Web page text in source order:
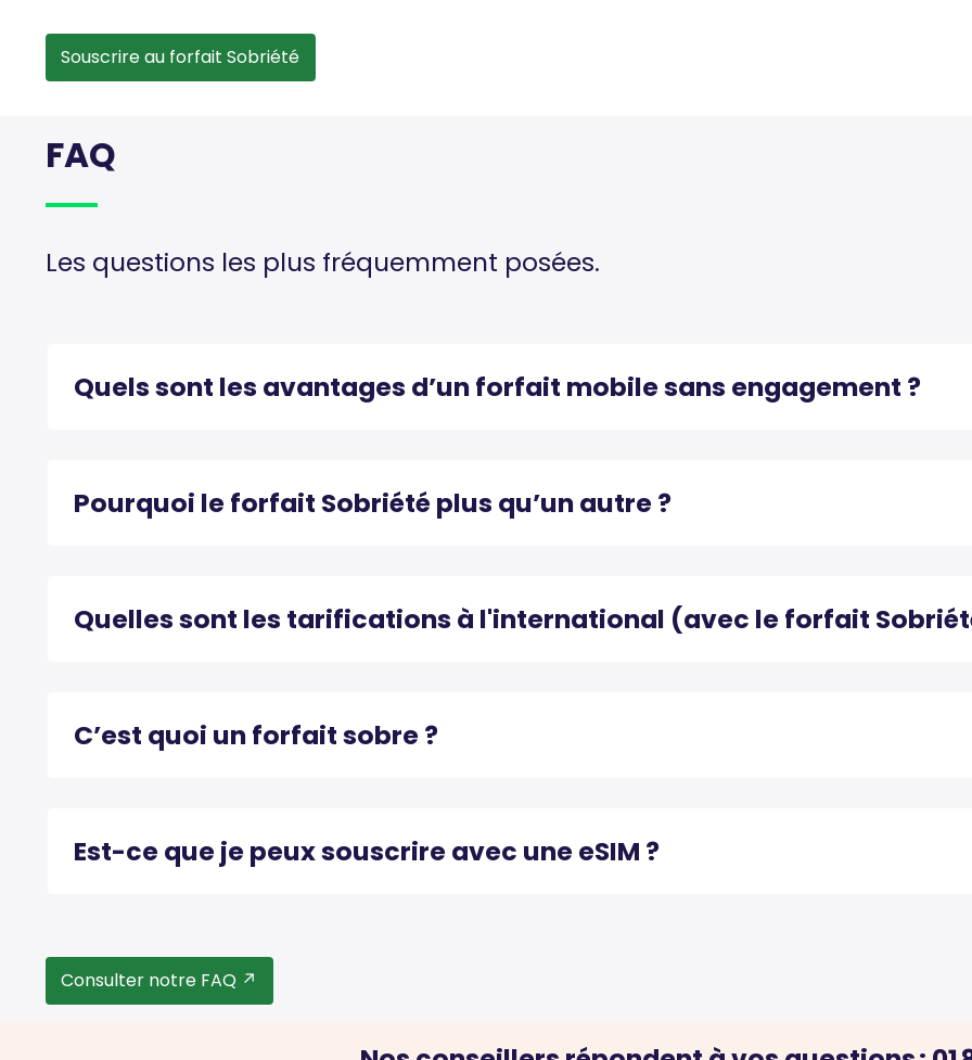
Souscrire au forfait Sobriété
FAQ
Les questions les plus fréquemment posées.
Quels sont les avantages d’un forfait mobile sans engagement ?
Pourquoi le forfait Sobriété plus qu’un autre ?
Quelles sont les tarifications à l'international (avec le forfait
C’est quoi un forfait sobre ?
Est-ce que je peux souscrire avec une eSIM ?
Consulter notre FAQ